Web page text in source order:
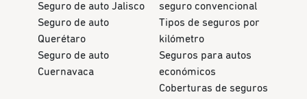
Seguro de auto Jalisco
Seguro de auto
Querétaro
Seguro de auto
Cuernavaca
seguro convencional
Tipos de seguros por
kilómetro
Seguros para autos
económicos
Coberturas de seguros